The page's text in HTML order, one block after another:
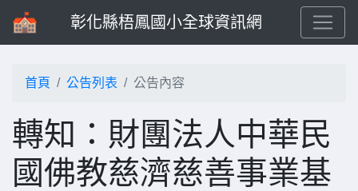
彰化縣梧鳳國小全球資訊網
首頁 公告列表 公告內容
轉知：財團法人中華民
國佛教慈濟慈善事業基